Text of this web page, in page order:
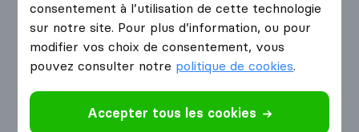
4.3 793 Avis Google
consentement à l’utilisation de cette technologie
sur notre site. Pour plus d’information, ou pour
modifier vos choix de consentement, vous
pouvez consulter notre politique de cookies.
Accepter tous les cookies